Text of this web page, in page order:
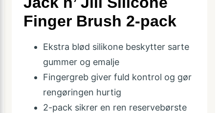
Finger Brush 2-pack
Ekstra blød silikone beskytter sarte
gummer og emalje
Fingergreb giver fuld kontrol og gør
rengøringen hurtig
2-pack sikrer en ren reservebørste